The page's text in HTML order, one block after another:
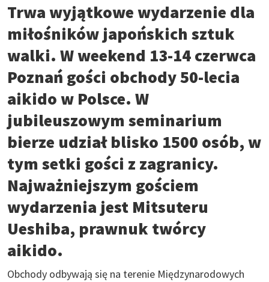
Trwa wyjątkowe wydarzenie dla
miłośników japońskich sztuk
walki. W weekend 13-14 czerwca
Poznań gości obchody 50-lecia
aikido w Polsce. W
jubileuszowym seminarium
bierze udział blisko 1500 osób, w
tym setki gości z zagranicy.
Najważniejszym gościem
wydarzenia jest Mitsuteru
Ueshiba, prawnuk twórcy
aikido.
Obchody odbywają się na terenie Międzynarodowych